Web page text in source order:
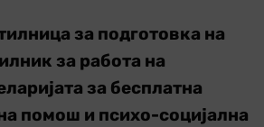
за подготовка на
за работа на
за бесплатна
помош и психо-социјална